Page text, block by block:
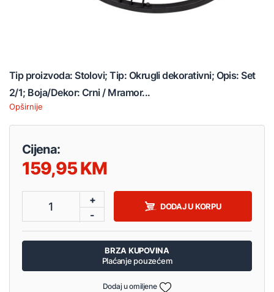
Tip proizvoda: Stolovi; Tip: Okrugli dekorativni; Opis: Set
2/1; Boja/Dekor: Crni / Mramor...
Opširnije
Cijena:
159,95
1
+
-
DODAJ U KORPU
BRZA KUPOVINA
Plaćanje pouzećem
Dodaj u omiljene